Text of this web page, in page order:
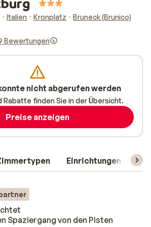
Italien Kronplatz
Bruneck (Brunico)
Bewertungen
Einrichtungen
Spaziergang von den Pisten
nicht abgerufen werden
Rabatte finden Sie in der Übersicht.
Preise anzeigen